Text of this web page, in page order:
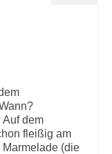
Auf dem
fleißig am
(die